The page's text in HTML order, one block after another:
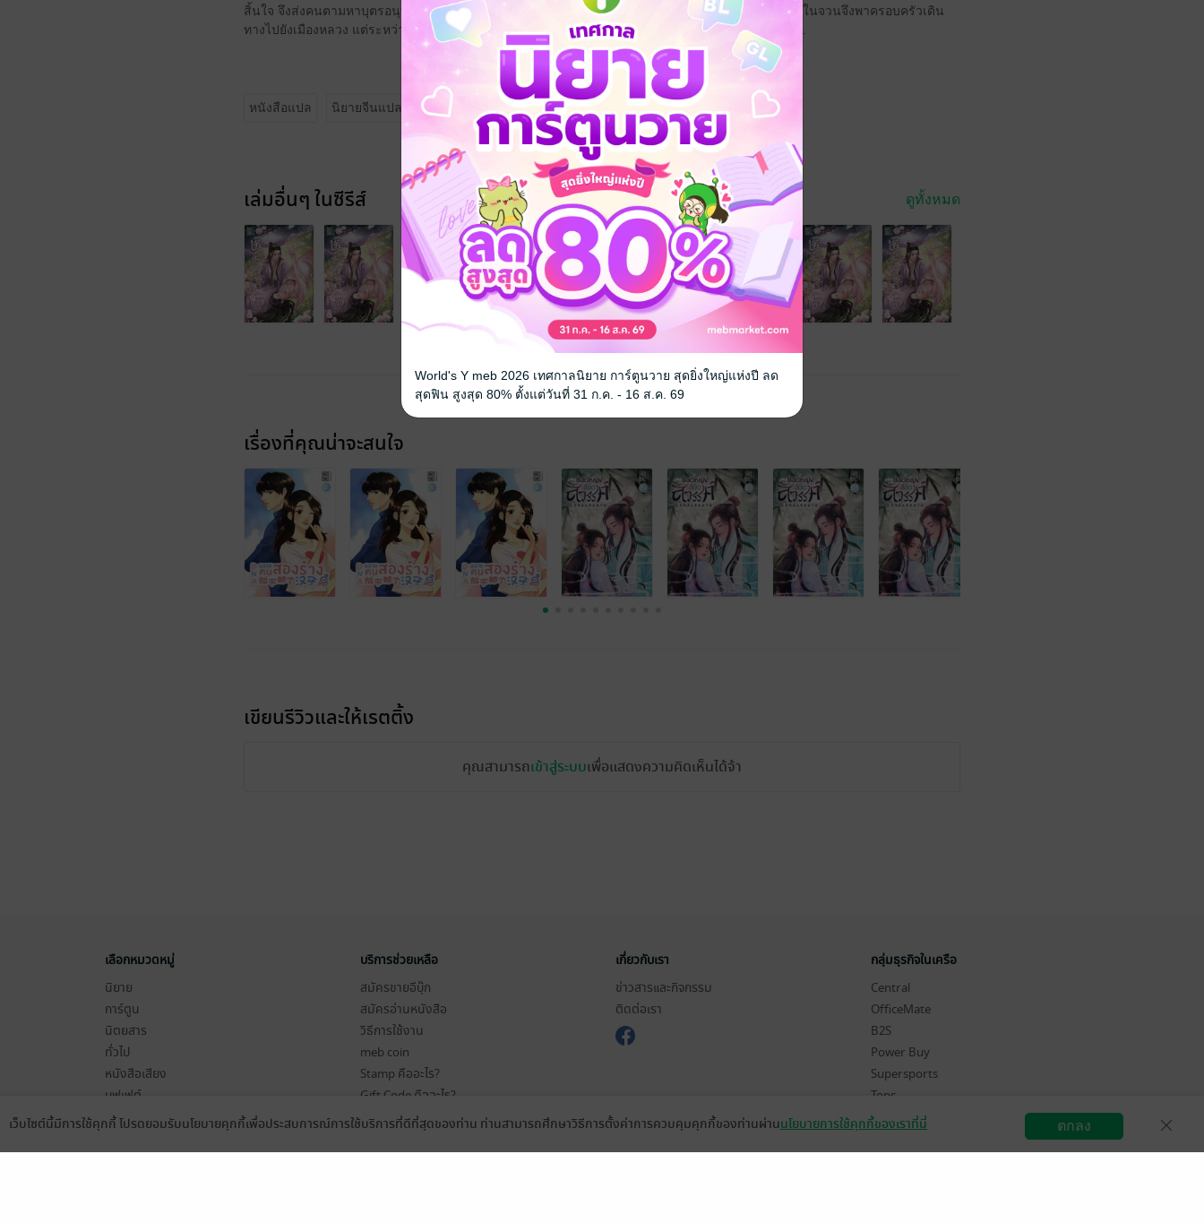
สิ้นใจ จึงส่งคนตามหาบุตรอนุที่พลัดพรากไปนาน ซึ่งปรากฏว่าเป็นบิดาของเซี่ยจิ่งอี เมื่อบิดาเชื่อคำของคนในจวนจึงพาครอบครัวเดิน
ทางไปยังเมืองหลวง แต่ระหว่างทางกลับถูกโจรป่าปล้นจนครอบครัวแตกกระจัดกระจายจากกันตลอดกาล...
หนังสือแปล นิยายจีนแปล
เล่มอื่นๆ ในซีรีส์ ดูทั้งหมด
เรื่องที่คุณน่าจะสนใจ
เขียนรีวิวและให้เรตติ้ง
คุณสามารถเข้าสู่ระบบเพื่อแสดงความคิดเห็นได้จ้า
เลือกหมวดหมู่
นิยาย
การ์ตูน
นิตยสาร
ทั่วไป
หนังสือเสียง
บุฟเฟต์
บริการช่วยเหลือ
สมัครขายอีบุ๊ก
สมัครอ่านหนังสือ
วิธีการใช้งาน
meb coin
Stamp คืออะไร?
Gift Code คืออะไร?
เงื่อนไขในการใช้บริการ
เกี่ยวกับเรา
ข่าวสารและกิจกรรม
ติดต่อเรา
กลุ่มธุรกิจในเครือ
Central
OfficeMate
B2S
Power Buy
Supersports
Tops
Hytexts
สมัครขายอีบุ๊ก วิธีการใช้งาน
เว็บไซต์นี้มีการใช้คุกกี้ โปรดยอมรับนโยบายคุกกี้เพื่อประสบการณ์การใช้บริการที่ดีที่สุดของท่าน ท่านสามารถศึกษาวิธีการตั้งค่าการควบคุมคุกกี้ของท่านผ่านนโยบายการใช้คุกกี้ของเราที่นี่ ตกลง
World's Y meb 2026 เทศกาลนิยาย การ์ตูนวาย สุดยิ่งใหญ่แห่งปี ลด
สุดฟิน สูงสุด 80% ตั้งแต่วันที่ 31 ก.ค. - 16 ส.ค. 69